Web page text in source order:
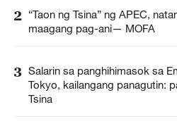
2 “Taon ng Tsina” ng APEC,
maagang pag-ani— MOFA
3 Salarin sa panghihimasok sa
Tokyo, kailangang panagutin:
Tsina